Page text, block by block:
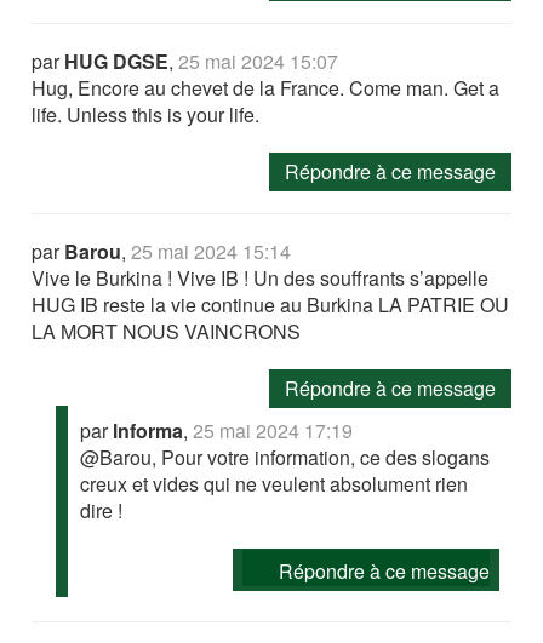
parHUG DGSE,25 mai 2024 15:07
Hug, Encore au chevet de la France. Come man. Get a
life. Unless this is your life.
Répondre à ce message
parBarou,25 mai 2024 15:14
Vive le Burkina ! Vive IB ! Un des souffrants s’appelle
HUG IB reste la vie continue au Burkina LA PATRIE OU
LA MORT NOUS VAINCRONS
Répondre à ce message
parlnforma,25 mai 2024 17:19
@Barou, Pour votre information, ce des slogans
creux et vides qui ne veulent absolument rien
dire !
Répondre à ce message